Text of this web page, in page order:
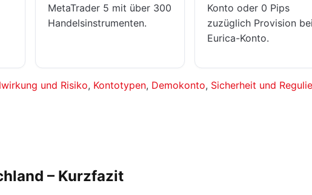
MetaTrader 5 mit über 300
Handelsinstrumenten.
Konto oder 0 Pips
zuzüglich Provision
Eurica-Konto.
und Risiko, Kontotypen, Demokonto, Sicherheit und
– Kurzfazit